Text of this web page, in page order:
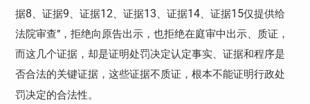
据8、证据9、证据12、证据13、证据14、证据15仅提供给
法院审查”，拒绝向原告出示，也拒绝在庭审中出示、质证，
而这几个证据，却是证明处罚决定认定事实、证据和程序是
否合法的关键证据，这些证据不质证，根本不能证明行政处
罚决定的合法性。